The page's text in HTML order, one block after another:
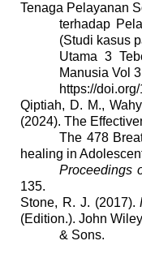
Tenaga Pelayanan
terhadap
(Studi kasus
Utama 3
Manusia Vol
https://
Qiptiah, D. M.,
(2024). The
The 478
healing in
Proceedings
135.
Stone, R. J. (2017).
(Edition.). John Wiley
& Sons.